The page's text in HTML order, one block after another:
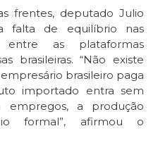
frentes, deputado Julio
falta de equilíbrio nas
as plataformas
brasileiras. “Não existe
brasileiro paga
importado entra sem
empregos, a produção
formal”, afirmou o